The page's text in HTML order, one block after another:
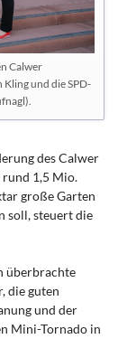
Calwer
und die SPD-
des Calwer
rund 1,5 Mio.
große Garten
soll, steuert die
überbrachte
die guten
und der
Mini-Tornado in